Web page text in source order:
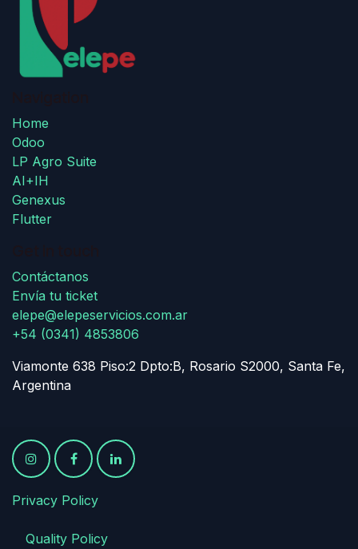
Home
Odoo
LP Agro Suite
AI+IH
Genexus
Flutter
Contáctanos
Envía tu ticket
elepe@elepeservicios.com.ar
+54 (0341) 4853806
Viamonte 638 Piso:2 Dpto:B, Rosario S2000, Santa Fe,
Argentina
Privacy Policy
​Quality Policy